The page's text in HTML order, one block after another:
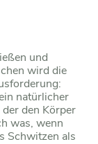
und
wird die
natürlicher
den Körper
was, wenn
Schwitzen als